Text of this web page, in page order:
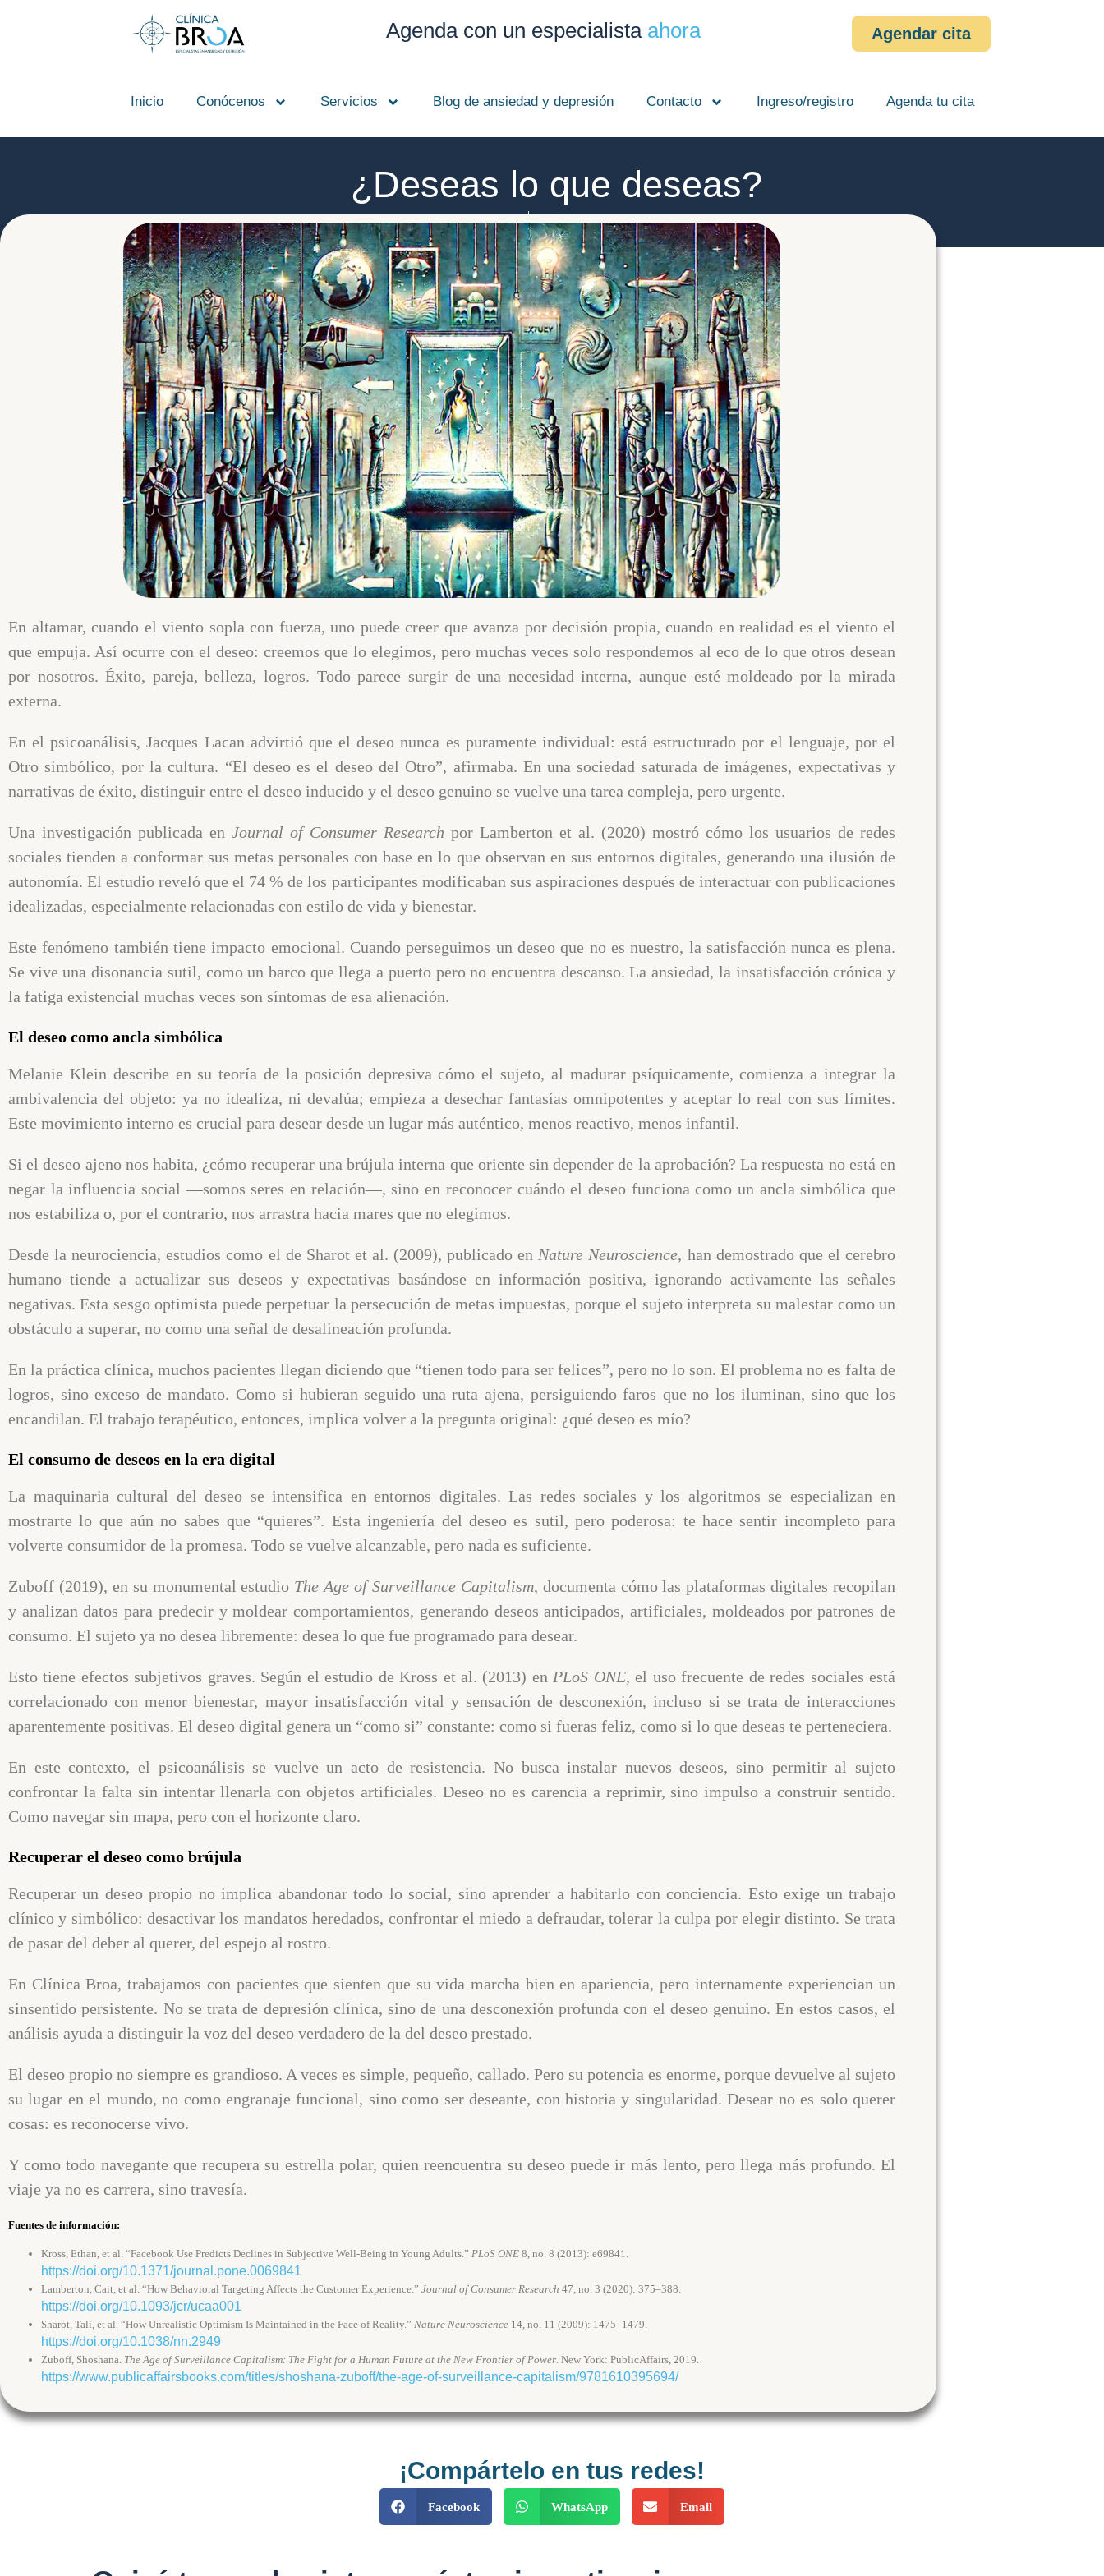
Agenda con un especialista ahora Agendar cita
Inicio Conócenos Servicios Blog de ansiedad y depresión Contacto Ingreso/registro Agenda tu cita
¿Deseas lo que deseas?
Clínica Broa septiembre 9, 2025
En altamar, cuando el viento sopla con fuerza, uno puede creer que avanza por decisión propia, cuando en realidad es el viento el
que empuja. Así ocurre con el deseo: creemos que lo elegimos, pero muchas veces solo respondemos al eco de lo que otros desean
por nosotros. Éxito, pareja, belleza, logros. Todo parece surgir de una necesidad interna, aunque esté moldeado por la mirada
externa.
En el psicoanálisis, Jacques Lacan advirtió que el deseo nunca es puramente individual: está estructurado por el lenguaje, por el
Otro simbólico, por la cultura. “El deseo es el deseo del Otro”, afirmaba. En una sociedad saturada de imágenes, expectativas y
narrativas de éxito, distinguir entre el deseo inducido y el deseo genuino se vuelve una tarea compleja, pero urgente.
Una investigación publicada en Journal of Consumer Research por Lamberton et al. (2020) mostró cómo los usuarios de redes
sociales tienden a conformar sus metas personales con base en lo que observan en sus entornos digitales, generando una ilusión de
autonomía. El estudio reveló que el 74 % de los participantes modificaban sus aspiraciones después de interactuar con publicaciones
idealizadas, especialmente relacionadas con estilo de vida y bienestar.
Este fenómeno también tiene impacto emocional. Cuando perseguimos un deseo que no es nuestro, la satisfacción nunca es plena.
Se vive una disonancia sutil, como un barco que llega a puerto pero no encuentra descanso. La ansiedad, la insatisfacción crónica y
la fatiga existencial muchas veces son síntomas de esa alienación.
El deseo como ancla simbólica
Melanie Klein describe en su teoría de la posición depresiva cómo el sujeto, al madurar psíquicamente, comienza a integrar la
ambivalencia del objeto: ya no idealiza, ni devalúa; empieza a desechar fantasías omnipotentes y aceptar lo real con sus límites.
Este movimiento interno es crucial para desear desde un lugar más auténtico, menos reactivo, menos infantil.
Si el deseo ajeno nos habita, ¿cómo recuperar una brújula interna que oriente sin depender de la aprobación? La respuesta no está en
negar la influencia social —somos seres en relación—, sino en reconocer cuándo el deseo funciona como un ancla simbólica que
nos estabiliza o, por el contrario, nos arrastra hacia mares que no elegimos.
Desde la neurociencia, estudios como el de Sharot et al. (2009), publicado en Nature Neuroscience, han demostrado que el cerebro
humano tiende a actualizar sus deseos y expectativas basándose en información positiva, ignorando activamente las señales
negativas. Esta sesgo optimista puede perpetuar la persecución de metas impuestas, porque el sujeto interpreta su malestar como un
obstáculo a superar, no como una señal de desalineación profunda.
En la práctica clínica, muchos pacientes llegan diciendo que “tienen todo para ser felices”, pero no lo son. El problema no es falta de
logros, sino exceso de mandato. Como si hubieran seguido una ruta ajena, persiguiendo faros que no los iluminan, sino que los
encandilan. El trabajo terapéutico, entonces, implica volver a la pregunta original: ¿qué deseo es mío?
El consumo de deseos en la era digital
La maquinaria cultural del deseo se intensifica en entornos digitales. Las redes sociales y los algoritmos se especializan en
mostrarte lo que aún no sabes que “quieres”. Esta ingeniería del deseo es sutil, pero poderosa: te hace sentir incompleto para
volverte consumidor de la promesa. Todo se vuelve alcanzable, pero nada es suficiente.
Zuboff (2019), en su monumental estudio The Age of Surveillance Capitalism, documenta cómo las plataformas digitales recopilan
y analizan datos para predecir y moldear comportamientos, generando deseos anticipados, artificiales, moldeados por patrones de
consumo. El sujeto ya no desea libremente: desea lo que fue programado para desear.
Esto tiene efectos subjetivos graves. Según el estudio de Kross et al. (2013) en PLoS ONE, el uso frecuente de redes sociales está
correlacionado con menor bienestar, mayor insatisfacción vital y sensación de desconexión, incluso si se trata de interacciones
aparentemente positivas. El deseo digital genera un “como si” constante: como si fueras feliz, como si lo que deseas te perteneciera.
En este contexto, el psicoanálisis se vuelve un acto de resistencia. No busca instalar nuevos deseos, sino permitir al sujeto
confrontar la falta sin intentar llenarla con objetos artificiales. Deseo no es carencia a reprimir, sino impulso a construir sentido.
Como navegar sin mapa, pero con el horizonte claro.
Recuperar el deseo como brújula
Recuperar un deseo propio no implica abandonar todo lo social, sino aprender a habitarlo con conciencia. Esto exige un trabajo
clínico y simbólico: desactivar los mandatos heredados, confrontar el miedo a defraudar, tolerar la culpa por elegir distinto. Se trata
de pasar del deber al querer, del espejo al rostro.
En Clínica Broa, trabajamos con pacientes que sienten que su vida marcha bien en apariencia, pero internamente experiencian un
sinsentido persistente. No se trata de depresión clínica, sino de una desconexión profunda con el deseo genuino. En estos casos, el
análisis ayuda a distinguir la voz del deseo verdadero de la del deseo prestado.
El deseo propio no siempre es grandioso. A veces es simple, pequeño, callado. Pero su potencia es enorme, porque devuelve al sujeto
su lugar en el mundo, no como engranaje funcional, sino como ser deseante, con historia y singularidad. Desear no es solo querer
cosas: es reconocerse vivo.
Y como todo navegante que recupera su estrella polar, quien reencuentra su deseo puede ir más lento, pero llega más profundo. El
viaje ya no es carrera, sino travesía.
Fuentes de información:
Kross, Ethan, et al. “Facebook Use Predicts Declines in Subjective Well-Being in Young Adults.” PLoS ONE 8, no. 8 (2013): e69841.
https://doi.org/10.1371/journal.pone.0069841
Lamberton, Cait, et al. “How Behavioral Targeting Affects the Customer Experience.” Journal of Consumer Research 47, no. 3 (2020): 375–388.
https://doi.org/10.1093/jcr/ucaa001
Sharot, Tali, et al. “How Unrealistic Optimism Is Maintained in the Face of Reality.” Nature Neuroscience 14, no. 11 (2009): 1475–1479.
https://doi.org/10.1038/nn.2949
Zuboff, Shoshana. The Age of Surveillance Capitalism: The Fight for a Human Future at the New Frontier of Power. New York: PublicAffairs, 2019.
https://www.publicaffairsbooks.com/titles/shoshana-zuboff/the-age-of-surveillance-capitalism/9781610395694/
¡Compártelo en tus redes!
Facebook WhatsApp Email